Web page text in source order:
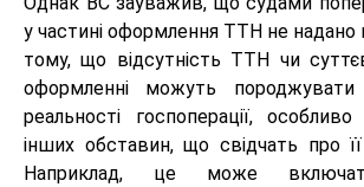
у частині оформлення ТТН не надано
тому, що відсутність ТТН чи
оформленні можуть
реальності госпоперації,
інших обставин, що свідчать про її
Наприклад, це може